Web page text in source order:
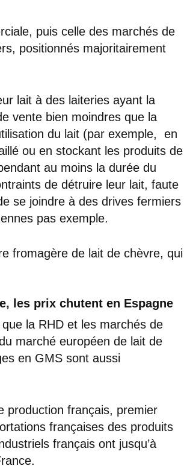
puis celle des marchés de
positionnés majoritairement
lait à des laiteries ayant la
vente bien moindres que la
du lait (par exemple, en
ou en stockant les produits de
au moins la durée du
de détruire leur lait, faute
se joindre à des drives fermiers
pas exemple.
fromagère de lait de chèvre, qui
les prix chutent en Espagne
la RHD et les marchés de
marché européen de lait de
en GMS sont aussi
production français, premier
françaises des produits
français ont jusqu’à